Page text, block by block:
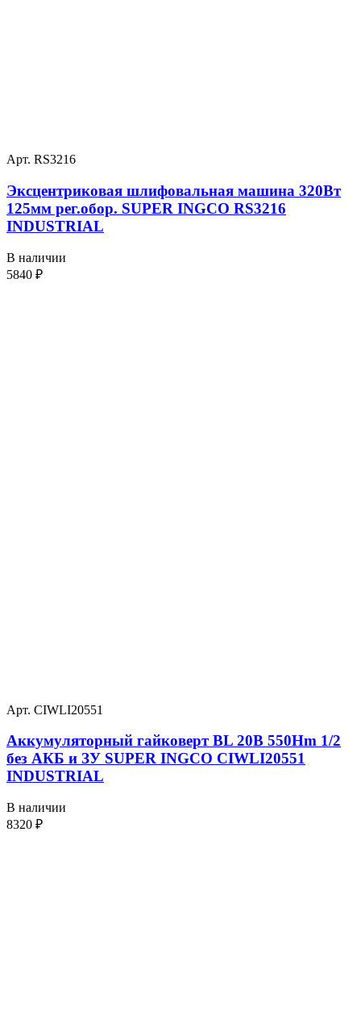
Арт. RS3216
Эксцентриковая шлифовальная машина 320Вт
125мм рег.обор. SUPER INGCO RS3216
INDUSTRIAL
В наличии
5840 ₽
Арт. CIWLI20551
Аккумуляторный гайковерт BL 20В 550Hm 1/2
без АКБ и ЗУ SUPER INGCO CIWLI20551
INDUSTRIAL
В наличии
8320 ₽